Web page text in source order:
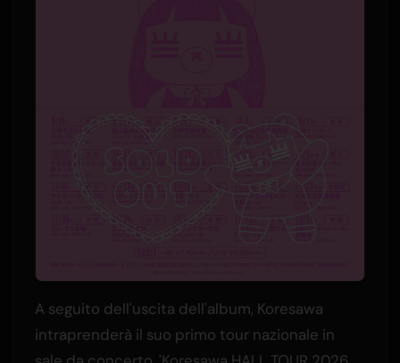
A seguito dell'uscita dell'album, Koresawa
intraprenderà il suo primo tour nazionale in